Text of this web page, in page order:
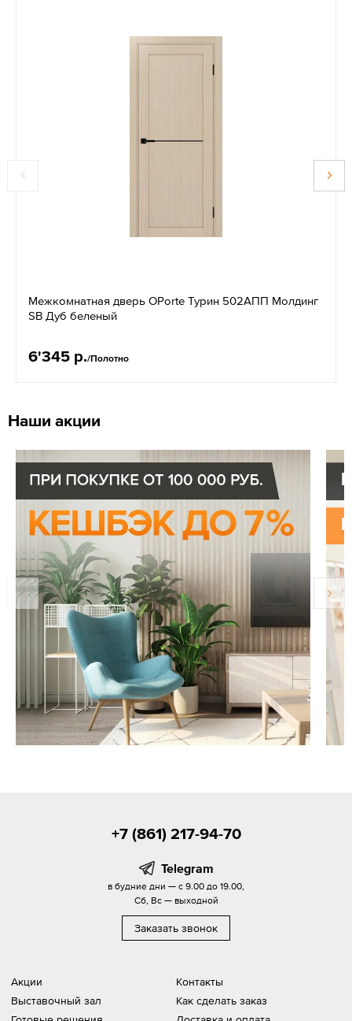
Межкомнатная дверь OPorte Турин 502АПП Молдинг
SB Дуб беленый
6'345 р./Полотно
Наши акции
Акции
Выставочный зал
Контакты
Как сделать заказ
+7 (861) 217-94-70
Telegram
в будние дни — с 9.00 до 19.00,
Сб, Вс — выходной
Заказать звонок